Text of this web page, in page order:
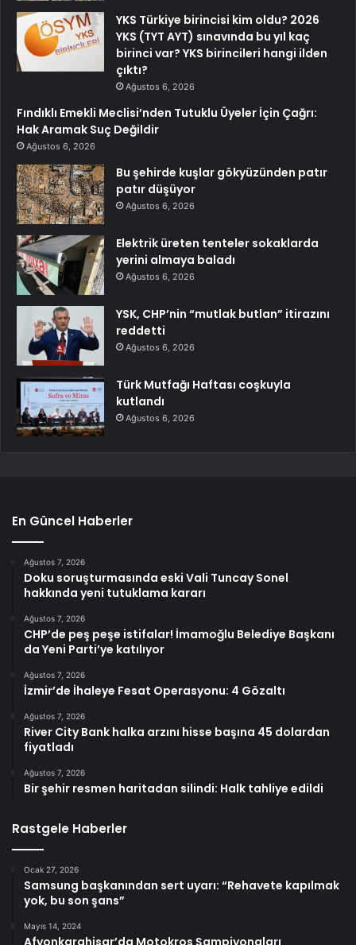
YKS Türkiye birincisi kim oldu? 2026
YKS (TYT AYT) sınavında bu yıl kaç
birinci var? YKS birincileri hangi ilden
çıktı?
Ağustos 6, 2026
Fındıklı Emekli Meclisi’nden Tutuklu Üyeler İçin Çağrı:
Hak Aramak Suç Değildir
Ağustos 6, 2026
Bu şehirde kuşlar gökyüzünden patır
patır düşüyor
Ağustos 6, 2026
Elektrik üreten tenteler sokaklarda
yerini almaya baladı
Ağustos 6, 2026
YSK, CHP’nin “mutlak butlan” itirazını
reddetti
Ağustos 6, 2026
Türk Mutfağı Haftası coşkuyla
kutlandı
Ağustos 6, 2026
En Güncel Haberler
Ağustos 7, 2026
Doku soruşturmasında eski Vali Tuncay Sonel
hakkında yeni tutuklama kararı
Ağustos 7, 2026
CHP’de peş peşe istifalar! İmamoğlu Belediye Başkanı
da Yeni Parti’ye katılıyor
Ağustos 7, 2026
İzmir’de İhaleye Fesat Operasyonu: 4 Gözaltı
Ağustos 7, 2026
River City Bank halka arzını hisse başına 45 dolardan
fiyatladı
Ağustos 7, 2026
Bir şehir resmen haritadan silindi: Halk tahliye edildi
Rastgele Haberler
Ocak 27, 2026
Samsung başkanından sert uyarı: “Rehavete kapılmak
yok, bu son şans”
Mayıs 14, 2024
Afyonkarahisar’da Motokros Şampiyonaları